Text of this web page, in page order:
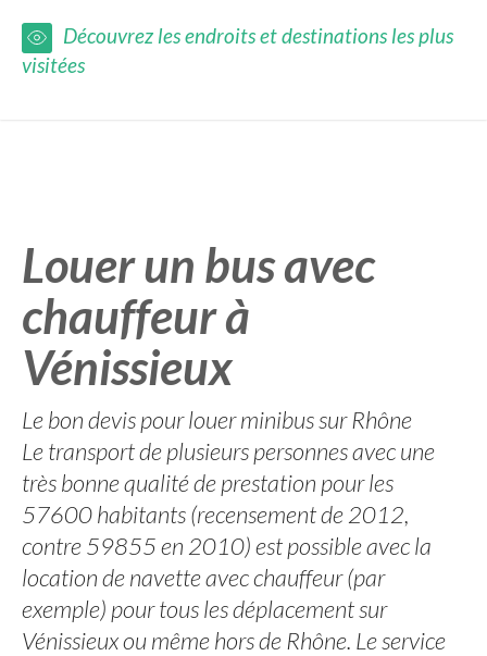
Découvrez les endroits et destinations les plus
visitées
Louer un bus avec
chauffeur à
Vénissieux
Le bon devis pour louer minibus sur Rhône
Le transport de plusieurs personnes avec une
très bonne qualité de prestation pour les
57600 habitants (recensement de 2012,
contre 59855 en 2010) est possible avec la
location de navette avec chauffeur (par
exemple) pour tous les déplacement sur
Vénissieux ou même hors de Rhône. Le service